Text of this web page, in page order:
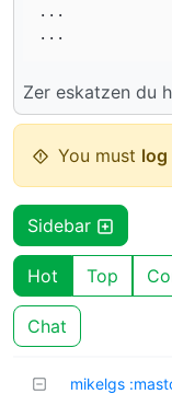
...
Zer eskatzen du
You must log
Sidebar
Hot Top
Chat
mikelgs